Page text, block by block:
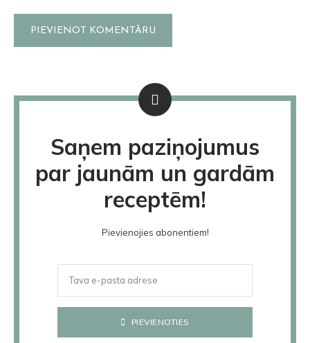
Saņem paziņojumus
par jaunām un gardām
receptēm!
Pievienojies abonentiem!
PIEVIENOTIES